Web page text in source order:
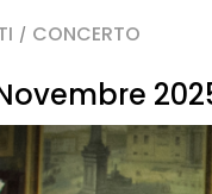
/ CONCERTO